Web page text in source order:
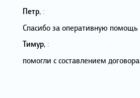
Петр, :
Спасибо за оперативную помощь
Тимур, :
помогли с составлением договора